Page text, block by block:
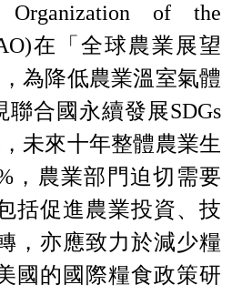
Organization of the
在「全球農業展望
，為降低農業溫室氣體
聯合國永續發展SDGs
未來十年整體農業生
，農業部門迫切需要
括促進農業投資、技
，亦應致力於減少糧
國的國際糧食政策研